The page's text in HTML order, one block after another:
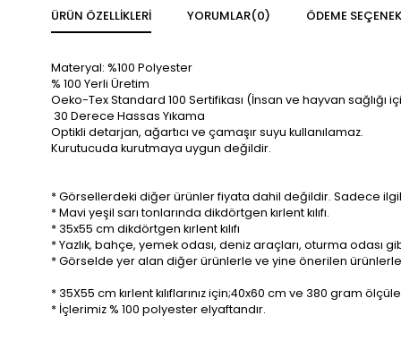
ÜRÜN ÖZELLIKLERI YORUMLAR(0) ÖDEME
Materyal: %100 Polyester
% 100 Yerli Üretim
Oeko-Tex Standard 100 Sertifikası (İnsan ve hayvan sağlığı
30 Derece Hassas Yıkama
Optikli detarjan, ağartıcı ve çamaşır suyu kullanılamaz.
Kurutucuda kurutmaya uygun değildir.
* Görsellerdeki diğer ürünler fiyata dahil değildir. Sadece
* Mavi yeşil sarı tonlarında dikdörtgen kırlent kılıfı.
* 35x55 cm dikdörtgen kırlent kılıfı
* Yazlık, bahçe, yemek odası, deniz araçları, oturma
* Görselde yer alan diğer ürünlerle ve yine önerilen
* 35X55 cm kırlent kılıflarınız için;40x60 cm ve 380 gram
* İçlerimiz % 100 polyester elyaftandır.